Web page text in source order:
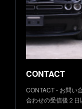
CONTACT
CONTACT - お問い
合わせの受信後２